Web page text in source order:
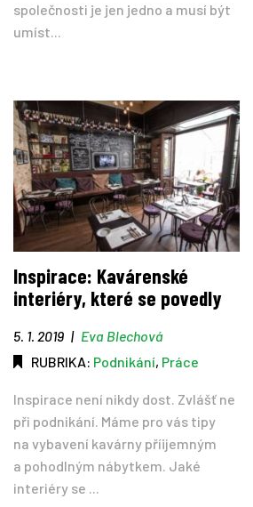
společnosti je jen jedno a musí být
umíst...
Inspirace: Kavárenské
interiéry, které se povedly
5. 1. 2019 | Eva Blechová
RUBRIKA: Podnikání, Práce
Inspirace není nikdy dost. Zvlášť ne
při podnikání. Máme pro vás tipy
na vybavení kavárny příijemným
a pohodlným nábytkem. Jaké
interiéry se ...